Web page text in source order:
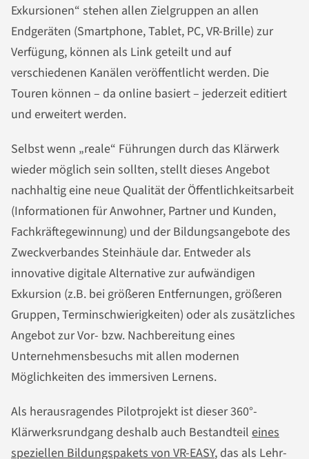
Exkursionen“ stehen allen Zielgruppen an allen
Endgeräten (Smartphone, Tablet, PC, VR-Brille) zur
Verfügung, können als Link geteilt und auf
verschiedenen Kanälen veröffentlicht werden. Die
Touren können – da online basiert – jederzeit editiert
und erweitert werden.
Selbst wenn „reale“ Führungen durch das Klärwerk
wieder möglich sein sollten, stellt dieses Angebot
nachhaltig eine neue Qualität der Öffentlichkeitsarbeit
(Informationen für Anwohner, Partner und Kunden,
Fachkräftegewinnung) und der Bildungsangebote des
Zweckverbandes Steinhäule dar. Entweder als
innovative digitale Alternative zur aufwändigen
Exkursion (z.B. bei größeren Entfernungen, größeren
Gruppen, Terminschwierigkeiten) oder als zusätzliches
Angebot zur Vor- bzw. Nachbereitung eines
Unternehmensbesuchs mit allen modernen
Möglichkeiten des immersiven Lernens.
Als herausragendes Pilotprojekt ist dieser 360°-
Klärwerksrundgang deshalb auch Bestandteil eines
speziellen Bildungspakets von VR-EASY, das als Lehr-